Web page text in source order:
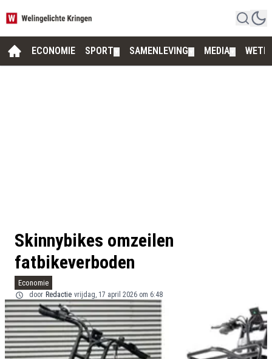
ECONOMIE SPORT SAMENLEVING MEDIA
Skinnybikes omzeilen
fatbikeverboden
Economie
door Redactie vrijdag, 17 april 2026 om 6:48